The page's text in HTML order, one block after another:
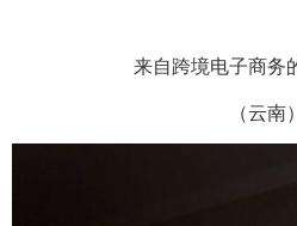
来自跨境电子商务
（云南）